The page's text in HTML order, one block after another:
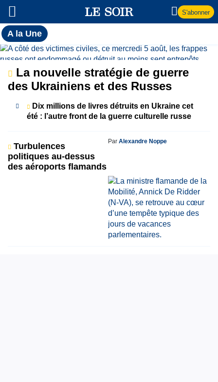
S'abonner
A la UneToutes
l'actualité
du Soir
A
la
Une
La nouvelle stratégie de guerre
des Ukrainiens et des Russes
Dix millions de livres détruits en Ukraine cet
été : l’autre front de la guerre culturelle russe
Turbulences
politiques au-dessus
des aéroports flamands
Par Alexandre Noppe